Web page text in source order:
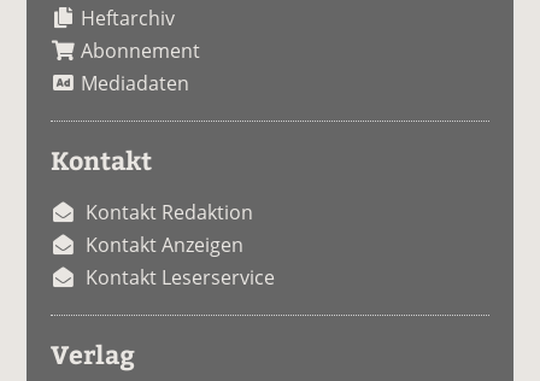
Heftarchiv
Abonnement
Mediadaten
Kontakt
Kontakt Redaktion
Kontakt Anzeigen
Kontakt Leserservice
Verlag